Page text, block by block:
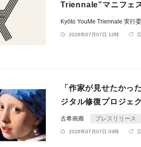
Triennale”マニフェ
Kyōto YouMe Triennale 実行
2026年07月07日 12時
「作家が見せたかっ
ジタル修復プロジェ
古希画廊 プレスリリース
2026年07月07日 03時